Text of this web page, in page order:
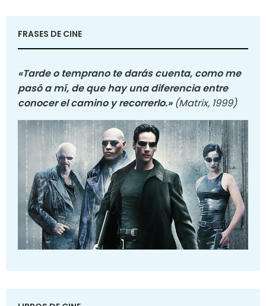
FRASES DE CINE
«Tarde o temprano te darás cuenta, como me
pasó a mí, de que hay una diferencia entre
conocer el camino y recorrerlo.» (Matrix, 1999)